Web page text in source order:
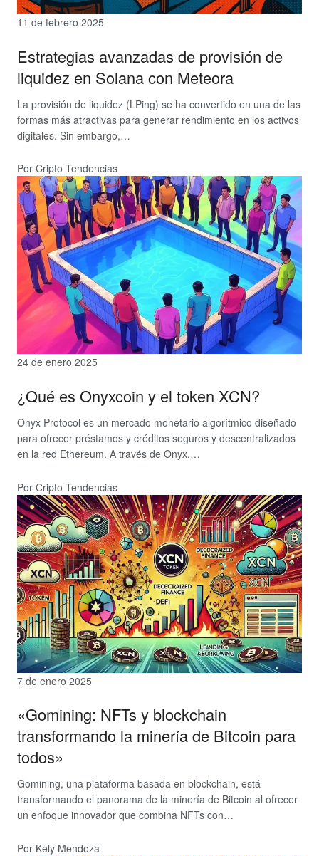
11 de febrero 2025
Estrategias avanzadas de provisión de
liquidez en Solana con Meteora
La provisión de liquidez (LPing) se ha convertido en una de las
formas más atractivas para generar rendimiento en los activos
digitales. Sin embargo,…
Por Cripto Tendencias
24 de enero 2025
¿Qué es Onyxcoin y el token XCN?
Onyx Protocol es un mercado monetario algorítmico diseñado
para ofrecer préstamos y créditos seguros y descentralizados
en la red Ethereum. A través de Onyx,…
Por Cripto Tendencias
7 de enero 2025
«Gomining: NFTs y blockchain
transformando la minería de Bitcoin para
todos»
Gomining, una plataforma basada en blockchain, está
transformando el panorama de la minería de Bitcoin al ofrecer
un enfoque innovador que combina NFTs con…
Por Kely Mendoza